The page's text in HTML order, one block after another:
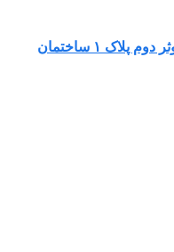
تهران خیابان ستارخان خیابان کوثر دوم پلاک ۱ ساختمان